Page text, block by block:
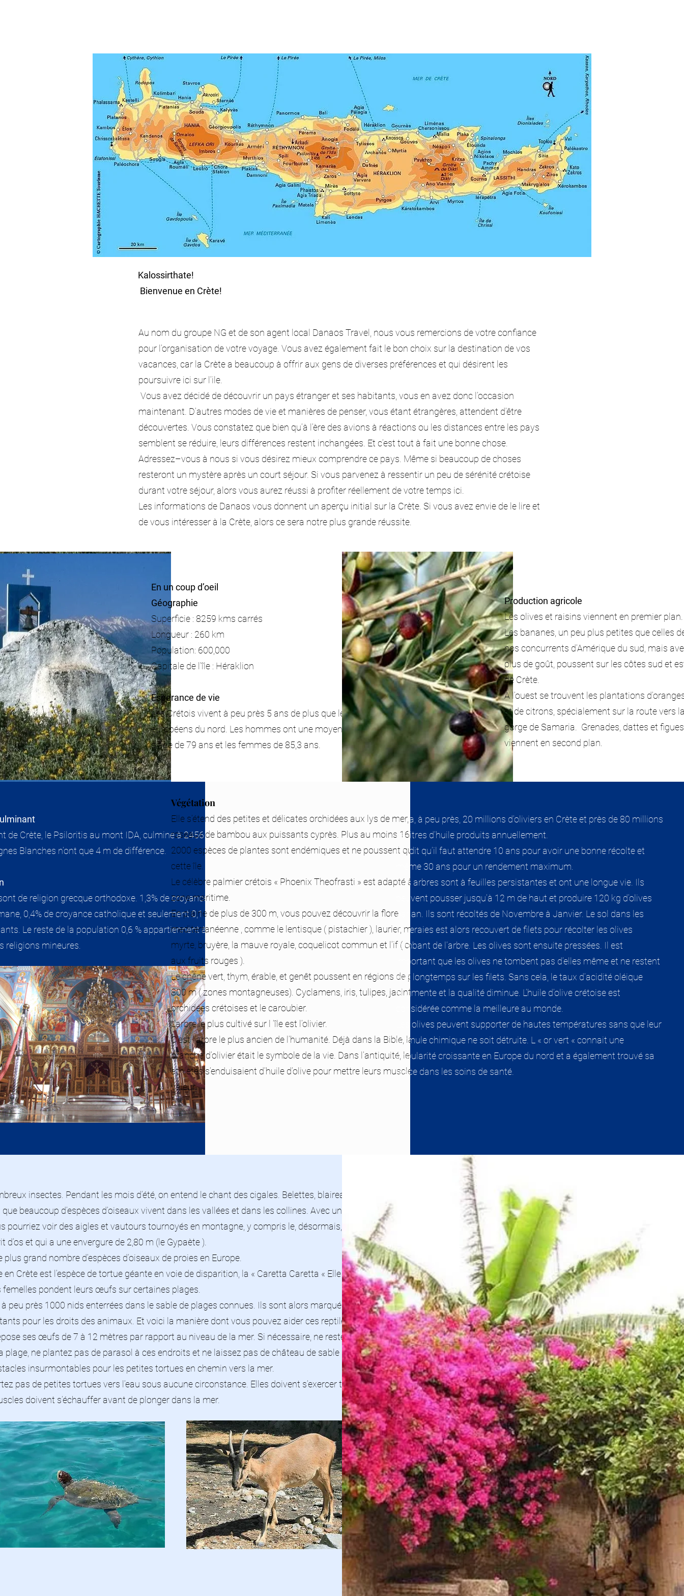
Kalossirthate!
Bienvenue en Crète!
Au nom du groupe NG et de son agent local Danaos Travel, nous vous remercions de votre confiance
pour l’organisation de votre voyage. Vous avez également fait le bon choix sur la destination de vos
vacances, car la Crète a beaucoup à offrir aux gens de diverses préférences et qui désirent les
poursuivre ici sur l’ile.
Vous avez décidé de découvrir un pays étranger et ses habitants, vous en avez donc l’occasion
maintenant. D’autres modes de vie et manières de penser, vous étant étrangères, attendent d’être
découvertes. Vous constatez que bien qu’à l’ère des avions à réactions ou les distances entre les pays
semblent se réduire, leurs différences restent inchangées. Et c’est tout à fait une bonne chose.
Adressez–vous à nous si vous désirez mieux comprendre ce pays. Même si beaucoup de choses
resteront un mystère après un court séjour. Si vous parvenez à ressentir un peu de sérénité crétoise
durant votre séjour, alors vous aurez réussi à profiter réellement de votre temps ici.
Les informations de Danaos vous donnent un aperçu initial sur la Crète. Si vous avez envie de le lire et
de vous intéresser à la Crète, alors ce sera notre plus grande réussite.
En un coup d’oeil
Géographie
Superficie : 8259 kms carrés
Longueur : 260 km
Population: 600,000
Capitale de l’île : Héraklion
Esperance de vie
Les Crétois vivent à peu près 5 ans de plus que les
européens du nord. Les hommes ont une moyenne
d’âge de 79 ans et les femmes de 85,3 ans.
Production agricole
Les olives et raisins viennent en premier plan.
Les bananes, un peu plus petites que celles
nos concurrents d’Amérique du sud, mais
plus de goût, poussent sur les côtes sud et
de Crète.
A l’ouest se trouvent les plantations
et de citrons, spécialement sur la route vers
gorge de Samaria. Grenades, dattes et figues
viennent en second plan.
de Crète, le Psiloritis au mont IDA, culmine à 2456 m. Les
Blanches n’ont que 4 m de différence.
de religion grecque orthodoxe. 1,3% de croyance
0,4% de croyance catholique et seulement 0,1 % de
Le reste de la population 0,6 % appartiennent à
religions mineures.
Végétation
Elle s’étend des petites et délicates orchidées aux lys de mer, de
roseaux de bambou aux puissants cyprès. Plus au moins 160 des
2000 espèces de plantes sont endémiques et ne poussent que sur
cette île.
Le célèbre palmier crétois « Phoenix Theofrasti » est adapté à la
zone maritime.
En plaine de plus de 300 m, vous pouvez découvrir la flore
mediterranéenne , comme le lentisque ( pistachier ), laurier, menthe,
myrte, bruyère, la mauve royale, coquelicot commun et l’if ( conifère
aux fruits rouges ).
Le chêne vert, thym, érable, et genêt poussent en régions de plus de
800 m ( zones montagneuses). Cyclamens, iris, tulipes, jacinthes,
orchidées crétoises et le caroubier.
L’arbre le plus cultivé sur l ‘île est l’olivier.
C’est l’arbre le plus ancien de l’humanité. Déjà dans la Bible, la
branche d’olivier était le symbole de la vie. Dans l’antiquité, les
athlètes s’enduisaient d’huile d’olive pour mettre leurs muscles en
valeur.
Il y a, à peu près, 20 millions d’oliviers en Crète et près de 80 millions
de litres d’huile produits annuellement.
On dit qu’il faut attendre 10 ans pour avoir une bonne récolte et
même 30 ans pour un rendement maximum.
Ces arbres sont à feuilles persistantes et ont une longue vie. Ils
peuvent pousser jusqu’à 12 m de haut et produire 120 kg d’olives
par an. Ils sont récoltés de Novembre à Janvier. Le sol dans les
oliveraies est alors recouvert de filets pour récolter les olives
tombant de l’arbre. Les olives sont ensuite pressées. Il est
important que les olives ne tombent pas d’elles même et ne restent
pas longtemps sur les filets. Sans cela, le taux d’acidité oléique
augmente et la qualité diminue. L’huile d’olive crétoise est
considérée comme la meilleure au monde.
Les olives peuvent supporter de hautes températures sans que leur
formule chimique ne soit détruite. L « or vert « connait une
popularité croissante en Europe du nord et a également trouvé sa
place dans les soins de santé.
insectes. Pendant les mois d’été, on entend le chant des cigales. Belettes, blaireaux, chauves-
beaucoup d’espèces d’oiseaux vivent dans les vallées et dans les collines. Avec un peu de
pourriez voir des aigles et vautours tournoyés en montagne, y compris le, désormais, rare vautour
d’os et qui a une envergure de 2,80 m (le Gypaète ).
plus grand nombre d’espèces d’oiseaux de proies en Europe.
en Crète est l’espèce de tortue géante en voie de disparition, la « Caretta Caretta « Elle ne vit pas sur
femelles pondent leurs œufs sur certaines plages.
à peu près 1000 nids enterrées dans le sable de plages connues. Ils sont alors marqués et surveillés
pour les droits des animaux. Et voici la manière dont vous pouvez aider ces reptiles :
ses œufs de 7 à 12 mètres par rapport au niveau de la mer. Si nécessaire, ne restez pas à
plage, ne plantez pas de parasol à ces endroits et ne laissez pas de château de sable qui pourraient
insurmontables pour les petites tortues en chemin vers la mer.
pas de petites tortues vers l’eau sous aucune circonstance. Elles doivent s’exercer tranquillement,
doivent s’échauffer avant de plonger dans la mer.